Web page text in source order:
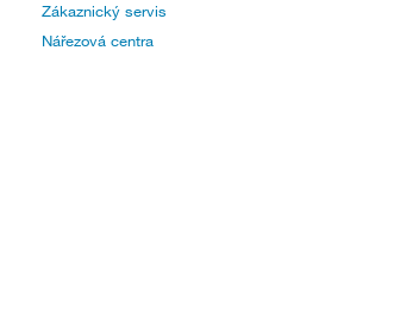
Zákaznický servis
Nářezová centra